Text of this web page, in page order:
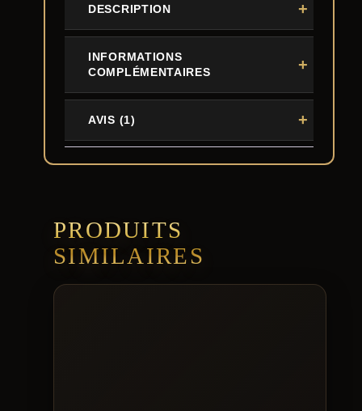
DESCRIPTION
INFORMATIONS
COMPLÉMENTAIRES
AVIS (1)
PRODUITS
SIMILAIRES